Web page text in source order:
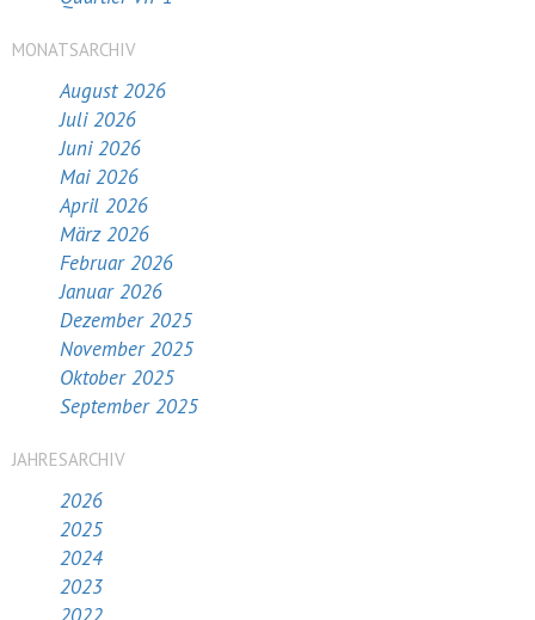
MONATSARCHIV
August 2026
Juli 2026
Juni 2026
Mai 2026
April 2026
März 2026
Februar 2026
Januar 2026
Dezember 2025
November 2025
Oktober 2025
September 2025
JAHRESARCHIV
2026
2025
2024
2023